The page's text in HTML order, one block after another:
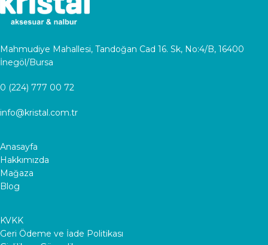
Mahmudiye Mahallesi, Tandoğan Cad 16. Sk, No:4/B, 16400
İnegöl/Bursa
0 (224) 777 00 72
info@kristal.com.tr
Anasayfa
Hakkımızda
Mağaza
Blog
KVKK
Geri Ödeme ve İade Politikası